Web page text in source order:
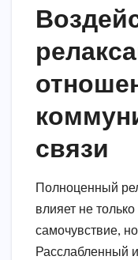
связи
Полноценный
влияет не
самочувствие,
Расслабленный